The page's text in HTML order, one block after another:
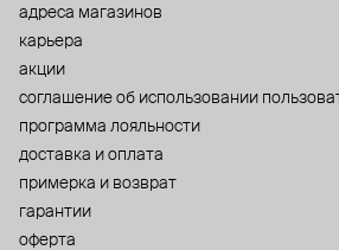
адреса магазинов
карьера
акции
cоглашение об использовании
программа лояльности
доставка и оплата
примерка и возврат
гарантии
оферта